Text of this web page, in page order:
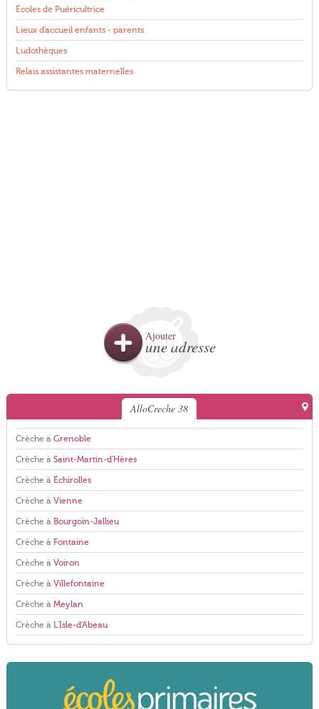
Écoles de Puéricultrice
Lieux d'accueil enfants - parents
Ludothèques
Relais assistantes maternelles
Ajouter
une adresse
AlloCreche 38
Crèche à Grenoble
Crèche à Saint-Martin-d'Hères
Crèche à Échirolles
Crèche à Vienne
Crèche à Bourgoin-Jallieu
Crèche à Fontaine
Crèche à Voiron
Crèche à Villefontaine
Crèche à Meylan
Crèche à L'Isle-d'Abeau